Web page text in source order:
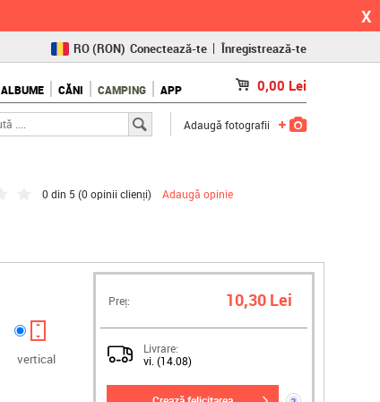
X
(KČ)
SK(€)
RO(RON) Conectează-te Înregistrează-te
ALBUME CĂNI CAMPING APP 0,00 Lei
Adaugă fotografii
0 din 5 (0 opinii clienți) Adaugă opinie
vertical
Preț: 10,30 Lei
Livrare:
vi. (14.08)